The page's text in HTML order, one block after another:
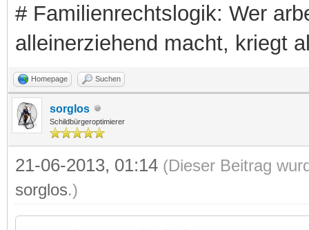
# Familienrechtslogik: Wer
alleinerziehend macht, kriegt
Homepage Suchen
sorglos
Schildbürgeroptimierer
21-06-2013, 01:14 (Dieser Beitrag
sorglos.)